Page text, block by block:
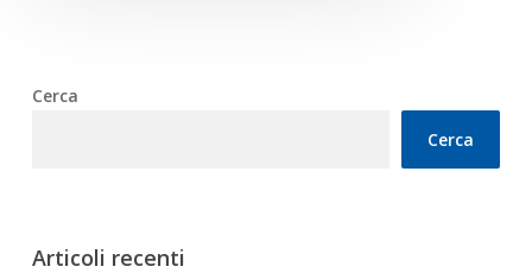
Cerca
Cerca
Articoli recenti